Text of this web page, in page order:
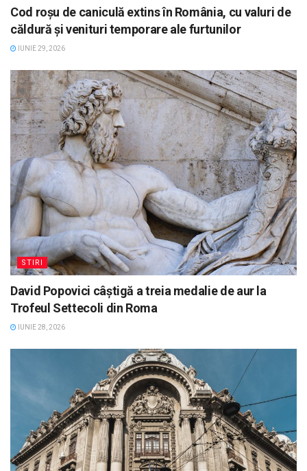
Cod roșu de caniculă extins în România, cu valuri de
căldură și venituri temporare ale furtunilor
IUNIE 29, 2026
STIRI
David Popovici câștigă a treia medalie de aur la
Trofeul Settecoli din Roma
IUNIE 28, 2026